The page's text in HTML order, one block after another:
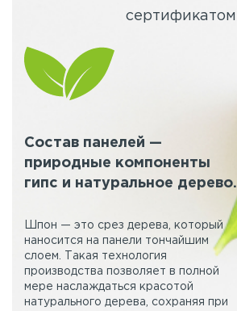
сертификатом
Состав панелей —
природные компоненты
гипс и натуральное дерево.
Шпон — это срез дерева, который
наносится на панели тончайшим
слоем. Такая технология
производства позволяет в полной
мере наслаждаться красотой
натурального дерева, сохраняя при